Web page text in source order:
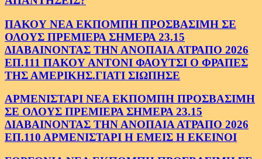
ΠΑΚΟΥ ΝΕΑ ΕΚΠΟΜΠΗ ΠΡΟΣΒΑΣΙΜΗ ΣΕ
ΟΛΟΥΣ ΠΡΕΜΙΕΡΑ ΣΗΜΕΡΑ 23.15
ΔΙΑΒΑΙΝΟΝΤΑΣ ΤΗΝ ΑΝΟΠΑΙΑ ΑΤΡΑΠΟ 2026
ΕΠ.111 ΠΑΚΟΥ ΑΝΤΟΝΙ ΦΑΟΥΤΣΙ Ο ΦΡΑΠΕΣ
ΤΗΣ ΑΜΕΡΙΚΗΣ.ΓΙΑΤΙ ΣΙΩΠΗΣΕ
ΑΡΜΕΝΙΣΤΑΡΙ ΝΕΑ ΕΚΠΟΜΠΗ ΠΡΟΣΒΑΣΙΜΗ
ΣΕ ΟΛΟΥΣ ΠΡΕΜΙΕΡΑ ΣΗΜΕΡΑ 23.15
ΔΙΑΒΑΙΝΟΝΤΑΣ ΤΗΝ ΑΝΟΠΑΙΑ ΑΤΡΑΠΟ 2026
ΕΠ.110 ΑΡΜΕΝΙΣΤΑΡΙ Η ΕΜΕΙΣ Η ΕΚΕΙΝΟΙ